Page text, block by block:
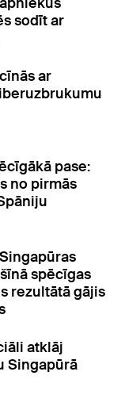
sodīt ar
ar
pase:
no pirmās
spēcīgas
rezultātā gājis
atklāj
Singapūrā